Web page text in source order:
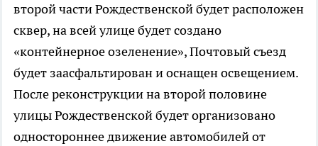
второй части Рождественской будет расположен
сквер, на всей улице будет создано
«контейнерное озеленение», Почтовый съезд
будет заасфальтирован и оснащен освещением.
После реконструкции на второй половине
улицы Рождественской будет организовано
одностороннее движение автомобилей от